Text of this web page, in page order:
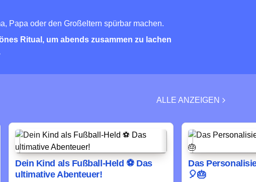
Papa oder den Großeltern spürbar machen.
Ritual, um abends zusammen zu lachen
ALLE ANZEIGEN
Dein Kind als Fußball-Held ⚽ Das
ultimative Abenteuer!
Das
🎈🎂